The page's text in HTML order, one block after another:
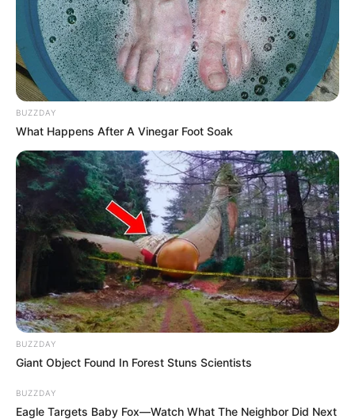
BUZZDAY
What Happens After A Vinegar Foot Soak
BUZZDAY
Giant Object Found In Forest Stuns Scientists
BUZZDAY
Eagle Targets Baby Fox—Watch What The Neighbor Did Next